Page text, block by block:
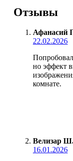
Отзывы
Афанасий
22.02.2026
но эффект
комнате.
Велизар
16.01.2026